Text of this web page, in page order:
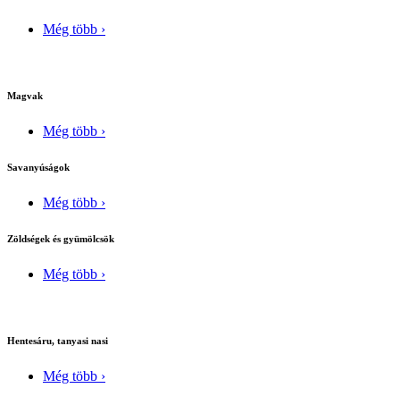
Még több ›
Magvak
Még több ›
Savanyúságok
Még több ›
Zöldségek és gyümölcsök
Még több ›
Hentesáru, tanyasi nasi
Még több ›